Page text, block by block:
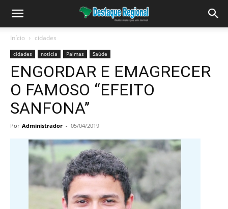
Início cidades
cidades noticia Palmas Saúde
ENGORDAR E EMAGRECER
O FAMOSO “EFEITO
SANFONA’’
Por Administrador - 05/04/2019